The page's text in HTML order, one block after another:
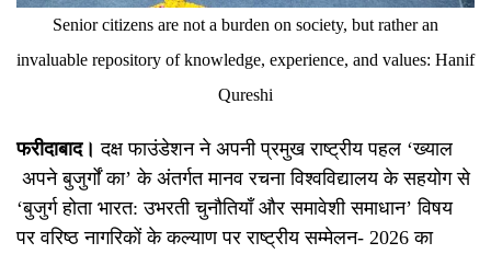
Senior citizens are not a burden on society, but rather an
invaluable repository of knowledge, experience, and values: Hanif
Qureshi
फरीदाबाद। दक्ष फाउंडेशन ने अपनी प्रमुख राष्ट्रीय पहल ‘ख्याल
अपने बुजुर्गों का’ के अंतर्गत मानव रचना विश्वविद्यालय के सहयोग से
‘बुजुर्ग होता भारत: उभरती चुनौतियाँ और समावेशी समाधान’ विषय
पर वरिष्ठ नागरिकों के कल्याण पर राष्ट्रीय सम्मेलन- 2026 का